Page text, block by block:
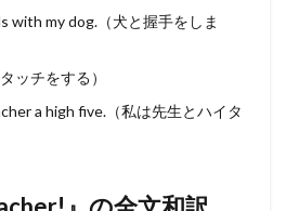
with my dog.（犬と握手をしま
タッチをする）
a high five.（私は先生とハイタ